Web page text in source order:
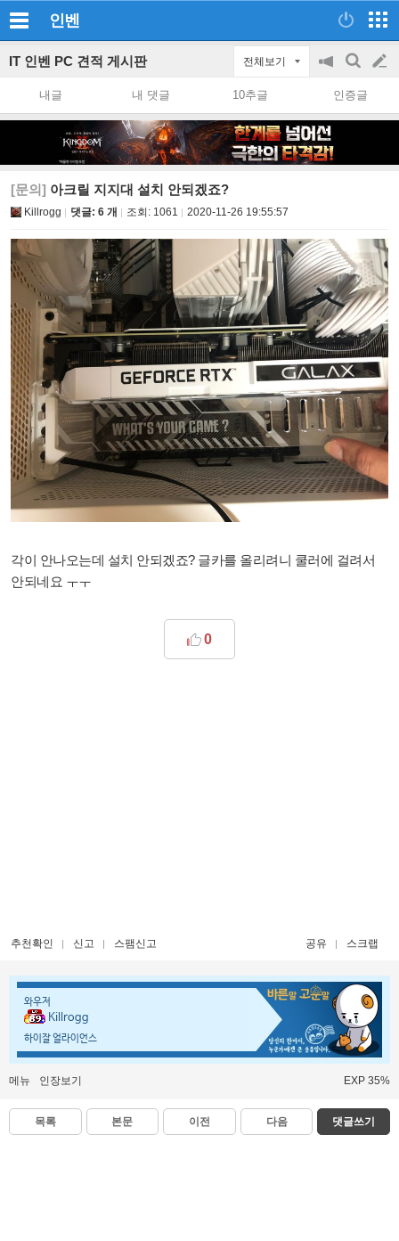
인벤
IT 인벤 PC 견적 게시판 전체보기
공
on/off
검
색
글
쓰
내글 내 댓글 10추글 인증글
[문의] 아크릴 지지대 설치 안되겠죠?
Killrogg 댓글: 6 개 조회: 1061 2020-11-26 19:55:57
각이 안나오는데 설치 안되겠죠? 글카를 올리려니 쿨러에 걸려서
안되네요 ㅜㅜ
0
추천확인 신고 스팸신고 공유 스크랩
와우저
Killrogg
하이잘 얼라이언스
메뉴 인장보기 EXP 35%
목록 본문 이전 다음 댓글쓰기